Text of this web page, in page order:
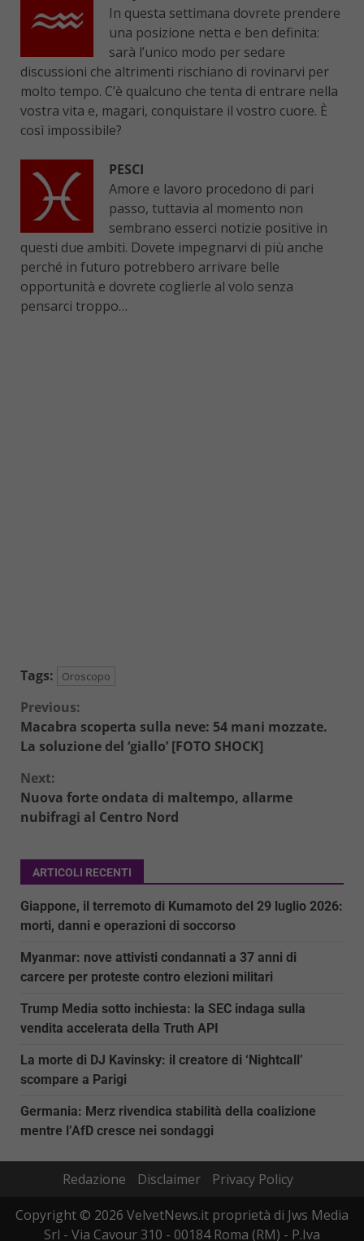
In questa settimana dovrete prendere
una posizione netta e ben definita:
sarà l’unico modo per sedare
discussioni che altrimenti rischiano di rovinarvi per
molto tempo. C’è qualcuno che tenta di entrare nella
vostra vita e, magari, conquistare il vostro cuore. È
così impossibile?
PESCI
Amore e lavoro procedono di pari
passo, tuttavia al momento non
sembrano esserci notizie positive in
questi due ambiti. Dovete impegnarvi di più anche
perché in futuro potrebbero arrivare belle
opportunità e dovrete coglierle al volo senza
pensarci troppo…
Tags: Oroscopo
Continue
Reading
Previous:
Macabra scoperta sulla neve: 54 mani mozzate.
La soluzione del ‘giallo’ [FOTO SHOCK]
Next:
Nuova forte ondata di maltempo, allarme
nubifragi al Centro Nord
ARTICOLI RECENTI
Giappone, il terremoto di Kumamoto del 29 luglio 2026:
morti, danni e operazioni di soccorso
Myanmar: nove attivisti condannati a 37 anni di
carcere per proteste contro elezioni militari
Trump Media sotto inchiesta: la SEC indaga sulla
vendita accelerata della Truth API
La morte di DJ Kavinsky: il creatore di ‘Nightcall’
scompare a Parigi
Germania: Merz rivendica stabilità della coalizione
mentre l’AfD cresce nei sondaggi
Redazione Disclaimer
Privacy Policy
Copyright © 2026 VelvetNews.it proprietà di Jws Media
Srl - Via Cavour 310 - 00184 Roma (RM) - P.Iva